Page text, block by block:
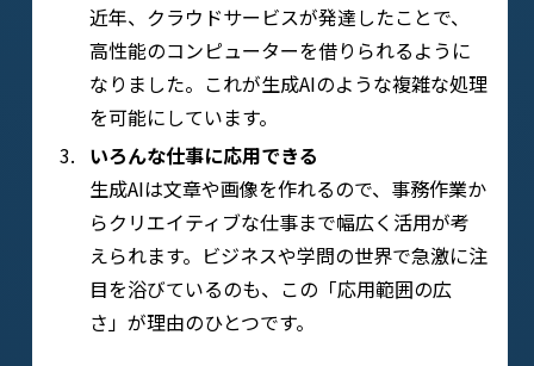
近年、クラウドサービスが発達したことで、
高性能のコンピューターを借りられるように
なりました。これが生成AIのような複雑な処理
を可能にしています。
いろんな仕事に応用できる
生成AIは文章や画像を作れるので、事務作業か
らクリエイティブな仕事まで幅広く活用が考
えられます。ビジネスや学問の世界で急激に注
目を浴びているのも、この「応用範囲の広
さ」が理由のひとつです。